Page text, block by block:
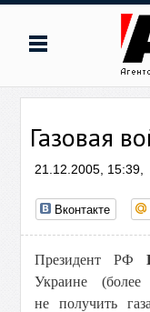
Газовая
21.12.2005, 15:39,
Вконтакте
Президент РФ
Украине
не получить